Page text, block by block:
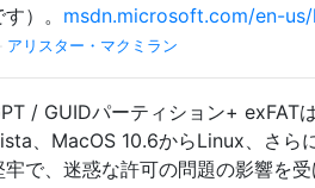
）。 msdn.microsoft.com/en-
アリスター・マクミラン
/ GUIDパーティション+ exFAT
、MacOS 10.6からLinux、さら
牢で、迷惑な許可の問題の影響を受